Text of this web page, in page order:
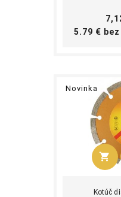
5.79 € bez
Novinka
shopping_cart
Kotúč